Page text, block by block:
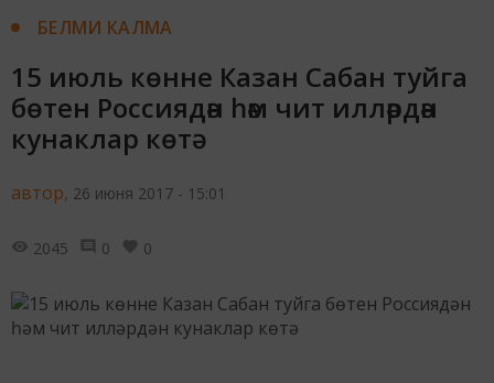
БЕЛМИ КАЛМА
15 июль көнне Казан Сабан туйга
бөтен Россиядән һәм чит илләрдән
кунаклар көтә
автор, 26 июня 2017 - 15:01
2045 0 0